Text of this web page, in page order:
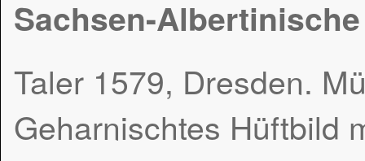
Sachsen-
Taler 1579, Dresden.
Geharnischtes Hüftbild